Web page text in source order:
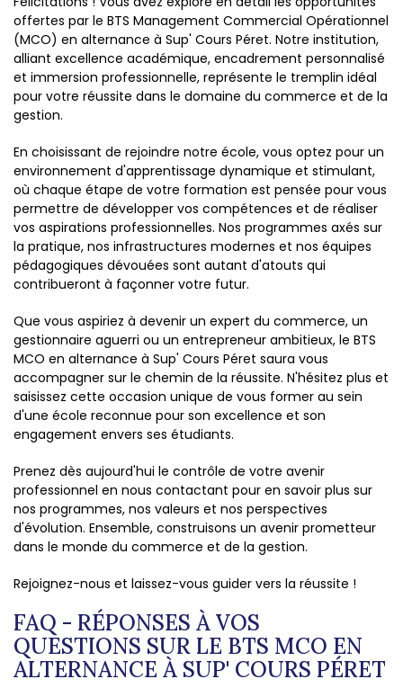
offertes par le BTS Management Commercial Opérationnel
(MCO) en alternance à Sup' Cours Péret. Notre institution,
alliant excellence académique, encadrement personnalisé
et immersion professionnelle, représente le tremplin idéal
pour votre réussite dans le domaine du commerce et de la
gestion.
En choisissant de rejoindre notre école, vous optez pour un
environnement d'apprentissage dynamique et stimulant,
où chaque étape de votre formation est pensée pour vous
permettre de développer vos compétences et de réaliser
vos aspirations professionnelles. Nos programmes axés sur
la pratique, nos infrastructures modernes et nos équipes
pédagogiques dévouées sont autant d'atouts qui
contribueront à façonner votre futur.
Que vous aspiriez à devenir un expert du commerce, un
gestionnaire aguerri ou un entrepreneur ambitieux, le BTS
MCO en alternance à Sup' Cours Péret saura vous
accompagner sur le chemin de la réussite. N'hésitez plus et
saisissez cette occasion unique de vous former au sein
d'une école reconnue pour son excellence et son
engagement envers ses étudiants.
Prenez dès aujourd'hui le contrôle de votre avenir
professionnel en nous contactant pour en savoir plus sur
nos programmes, nos valeurs et nos perspectives
d'évolution. Ensemble, construisons un avenir prometteur
dans le monde du commerce et de la gestion.
Rejoignez-nous et laissez-vous guider vers la réussite !
FAQ - RÉPONSES À VOS
QUESTIONS SUR LE BTS MCO EN
ALTERNANCE À SUP' COURS PÉRET